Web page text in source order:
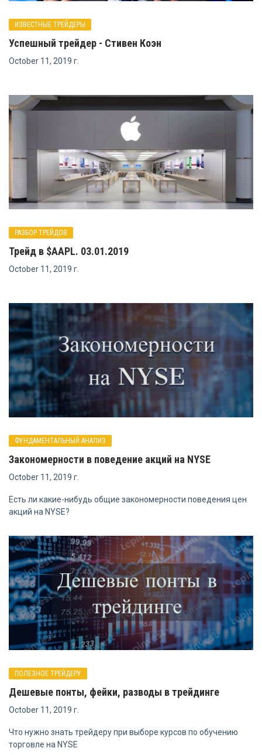
ИЗВЕСТНЫЕ ТРЕЙДЕРЫ
Успешный трейдер - Стивен Коэн
October 11, 2019 г.
РАЗБОР ТРЕЙДОВ
Трейд в $AAPL. 03.01.2019
October 11, 2019 г.
ФУНДАМЕНТАЛЬНЫЙ АНАЛИЗ
Закономерности в поведение акций на NYSE
October 11, 2019 г.
Есть ли какие-нибудь общие закономерности поведения цен
акций на NYSE?
ПОЛЕЗНОЕ ТРЕЙДЕРУ
Дешевые понты, фейки, разводы в трейдинге
October 11, 2019 г.
Что нужно знать трейдеру при выборе курсов по обучению
торговле на NYSE